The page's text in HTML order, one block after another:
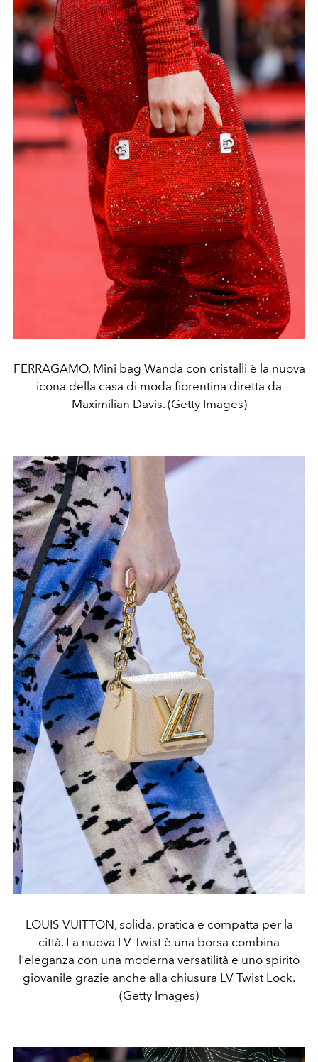
FERRAGAMO, Mini bag Wanda con cristalli è la nuova
icona della casa di moda fiorentina diretta da
Maximilian Davis. (Getty Images)
LOUIS VUITTON, solida, pratica e compatta per la
città. La nuova LV Twist è una borsa combina
l'eleganza con una moderna versatilità e uno spirito
giovanile grazie anche alla chiusura LV Twist Lock.
(Getty Images)